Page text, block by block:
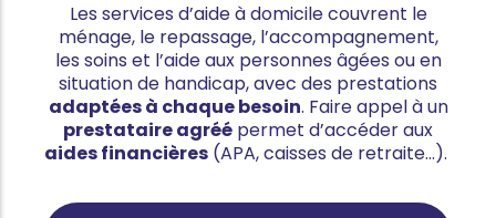
Les services d’aide à domicile couvrent le
ménage, le repassage, l’accompagnement,
les soins et l’aide aux personnes âgées ou en
situation de handicap, avec des prestations
adaptées à chaque besoin. Faire appel à un
prestataire agréé permet d’accéder aux
aides financières (APA, caisses de retraite…).